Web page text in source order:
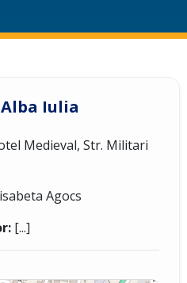
Iulia
Medieval, Str. Militari
Agocs
[...]